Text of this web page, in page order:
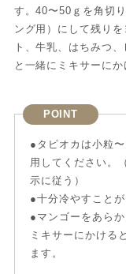
す。40〜50ｇを角切
ング用）にして残り
ト、牛乳、はちみつ
と一緒にミキサーにか
POINT
●タピオカは小粒
用してください。
示に従う）
●十分冷やすこと
●マンゴーをあら
ミキサーにかける
ます。